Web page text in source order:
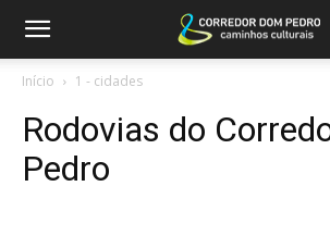
Início 1 - cidades
Rodovias do
Pedro